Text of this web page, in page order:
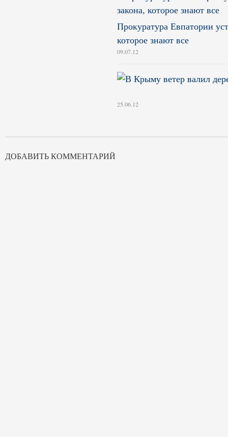
Прокуратура Евпатории
которое знают все
09.07.12
25.06.12
ДОБАВИТЬ КОММЕНТАРИЙ